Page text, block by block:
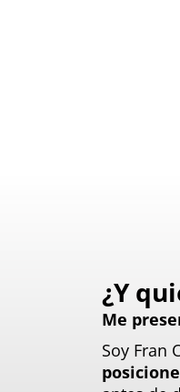
¿Y
Me
Soy Fran